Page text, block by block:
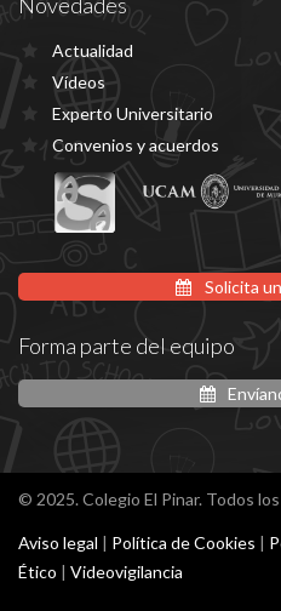
Actualidad
Vídeos
Experto Universitario
Convenios y acuerdos
Solicita
Forma parte del equipo
© 2025. Colegio El Pinar. Todos
Aviso legal | Política de Cookies |
Ético | Videovigilancia